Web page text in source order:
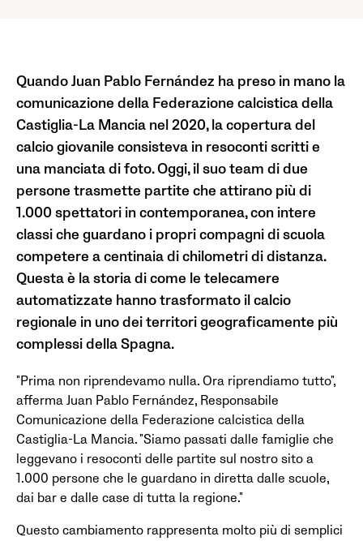
Quando Juan Pablo Fernández ha preso in mano la
comunicazione della Federazione calcistica della
Castiglia-La Mancia nel 2020, la copertura del
calcio giovanile consisteva in resoconti scritti e
una manciata di foto. Oggi, il suo team di due
persone trasmette partite che attirano più di
1.000 spettatori in contemporanea, con intere
classi che guardano i propri compagni di scuola
competere a centinaia di chilometri di distanza.
Questa è la storia di come le telecamere
automatizzate hanno trasformato il calcio
regionale in uno dei territori geograficamente più
complessi della Spagna.
"Prima non riprendevamo nulla. Ora riprendiamo tutto",
afferma Juan Pablo Fernández, Responsabile
Comunicazione della Federazione calcistica della
Castiglia-La Mancia. "Siamo passati dalle famiglie che
leggevano i resoconti delle partite sul nostro sito a
1.000 persone che le guardano in diretta dalle scuole,
dai bar e dalle case di tutta la regione."
Questo cambiamento rappresenta molto più di semplici